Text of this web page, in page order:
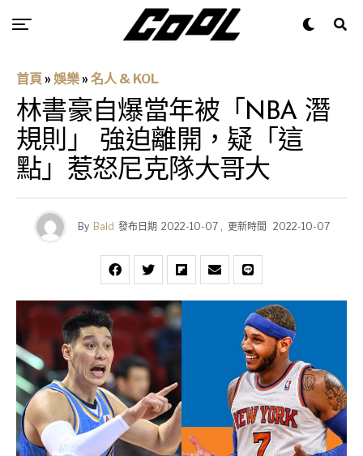
首頁 » 娛樂 » 名人 & KOL
林書豪自爆當年被「NBA 潛
規則」 強迫離開，疑「這
點」惹怒尼克隊大哥大
By Bald 發布日期 2022-10-07, 更新時間 2022-10-07